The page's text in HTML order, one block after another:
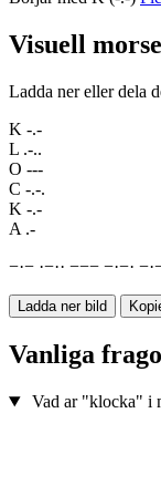
Visuell
Ladda ner eller dela
K -.-
L .-..
O ---
C -.-.
K -.-
A .-
−·− ·−·· −−− −·−· −·
Ladda ner bild
Vanliga
Vad ar "klocka" i